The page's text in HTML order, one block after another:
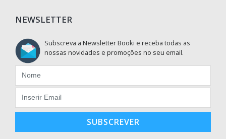
NEWSLETTER
Subscreva a Newsletter Booki e receba todas as
nossas novidades e promoções no seu email.
SUBSCREVER